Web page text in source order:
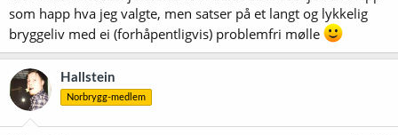
som happ hva jeg valgte, men satser på et langt og lykkelig
bryggeliv med ei (forhåpentligvis) problemfri mølle
Hallstein
Norbrygg-medlem